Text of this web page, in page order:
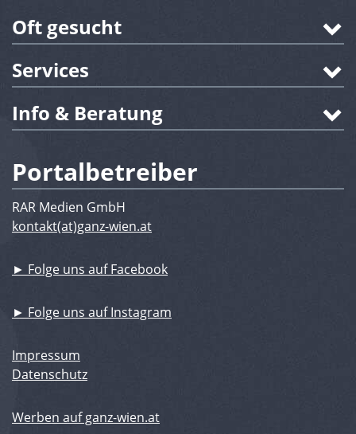
Oft gesucht
Services
Info & Beratung
Portalbetreiber
RAR Medien GmbH
kontakt(at)ganz-wien.at
► Folge uns auf Facebook
► Folge uns auf Instagram
Impressum
Datenschutz
Werben auf ganz-wien.at